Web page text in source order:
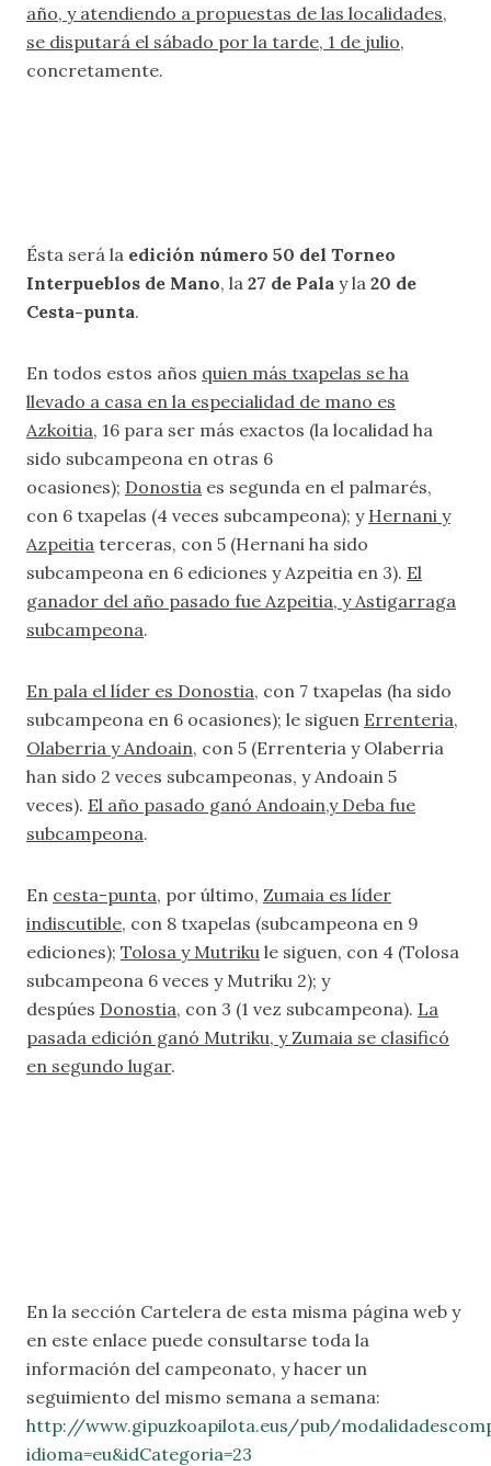
año, y atendiendo a propuestas de las localidades,
se disputará el sábado por la tarde, 1 de julio,
concretamente.
Ésta será la edición número 50 del Torneo
Interpueblos de Mano, la 27 de Pala y la 20 de
Cesta-punta.
En todos estos años quien más txapelas se ha
llevado a casa en la especialidad de mano es
Azkoitia, 16 para ser más exactos (la localidad ha
sido subcampeona en otras 6
ocasiones); Donostia es segunda en el palmarés,
con 6 txapelas (4 veces subcampeona); y Hernani y
Azpeitia terceras, con 5 (Hernani ha sido
subcampeona en 6 ediciones y Azpeitia en 3). El
ganador del año pasado fue Azpeitia, y Astigarraga
subcampeona.
En pala el líder es Donostia, con 7 txapelas (ha sido
subcampeona en 6 ocasiones); le siguen Errenteria,
Olaberria y Andoain, con 5 (Errenteria y Olaberria
han sido 2 veces subcampeonas, y Andoain 5
veces). El año pasado ganó Andoain,y Deba fue
subcampeona.
En cesta-punta, por último, Zumaia es líder
indiscutible, con 8 txapelas (subcampeona en 9
ediciones); Tolosa y Mutriku le siguen, con 4 (Tolosa
subcampeona 6 veces y Mutriku 2); y
despúes Donostia, con 3 (1 vez subcampeona). La
pasada edición ganó Mutriku, y Zumaia se clasificó
en segundo lugar.
En la sección Cartelera de esta misma página web y
en este enlace puede consultarse toda la
información del campeonato, y hacer un
seguimiento del mismo semana a semana:
http://www.gipuzkoapilota.eus/pub/
idioma=eu&idCategoria=23